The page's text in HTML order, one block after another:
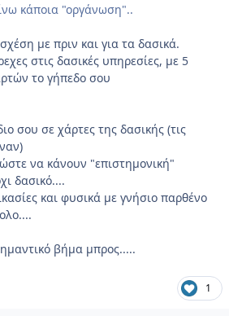
κάποια "οργάνωση"..
με πριν και για τα δασικά.
στις δασικές υπηρεσίες, με 5
το γήπεδο σου
σου σε χάρτες της δασικής (τις
να κάνουν "επιστημονική"
δασικό....
και φυσικά με γνήσιο παρθένο
βήμα μπρος.....
1